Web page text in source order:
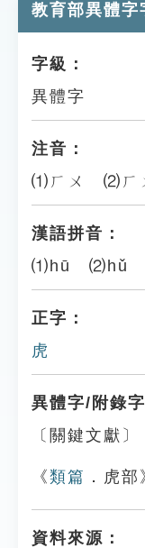
貓頭鷹博士
教育部異體字
字級：
異體字
注音：
⑴ㄏㄨ ⑵ㄏ
漢語拼音：
⑴hū ⑵hǔ
正字：
虎
異體字/附錄字
〔關鍵文獻〕
《類篇 ．虎部
資料來源：